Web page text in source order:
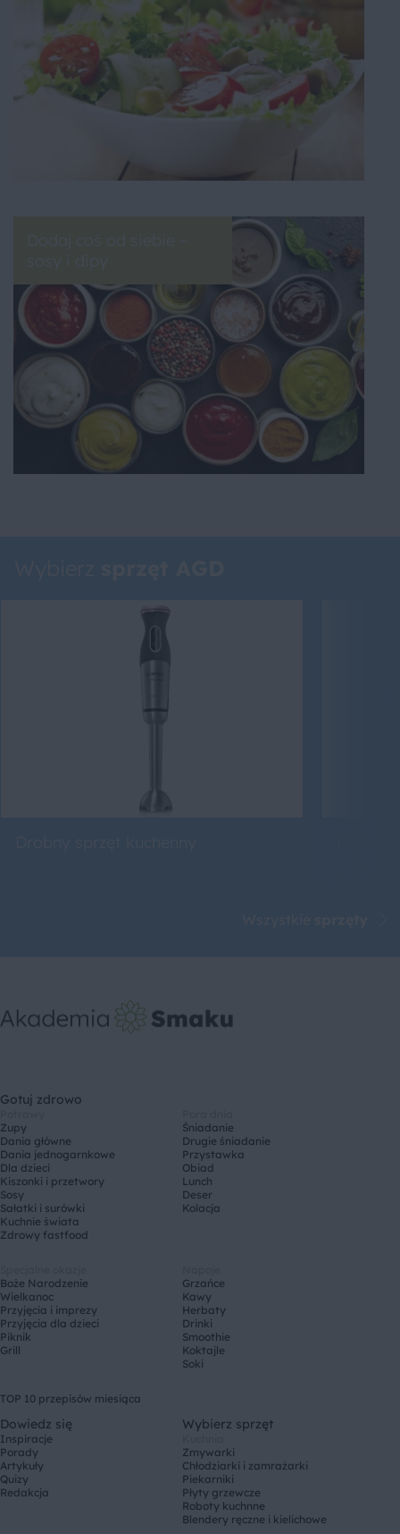
Gotuj zdrowo
Zupy
Dania główne
Dania jednogarnkowe
Dla dzieci
Kiszonki i przetwory
Sosy
Sałatki i surówki
Kuchnie świata
Zdrowy fastfood
Śniadanie
Drugie śniadanie
Przystawka
Obiad
Lunch
Deser
Kolacja
Boże Narodzenie
Wielkanoc
Przyjęcia i imprezy
Przyjęcia dla dzieci
Piknik
Grill
Grzańce
Kawy
Herbaty
Drinki
Smoothie
Koktajle
Soki
TOP 10 przepisów miesiąca
Dowiedz się
Inspiracje
Porady
Artykuły
Quizy
Redakcja
Wybierz sprzęt
Zmywarki
Chłodziarki i zamrażarki
Piekarniki
Płyty grzewcze
Roboty kuchnne
Blendery ręczne i kielichowe